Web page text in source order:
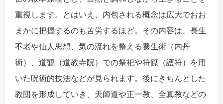
重視します。とはいえ、内包される概念は広大でおお
まかに把握するのも苦労するほど。その内容は、長生
不老や仙人思想、気の流れを整える養生術（内丹
術）、道観（道教寺院）での祭祀や符籙（護符）を用
いた呪術的技法などが見られます。後にきちんとした
教団を形成していき、天師道や正一教、全真教などの